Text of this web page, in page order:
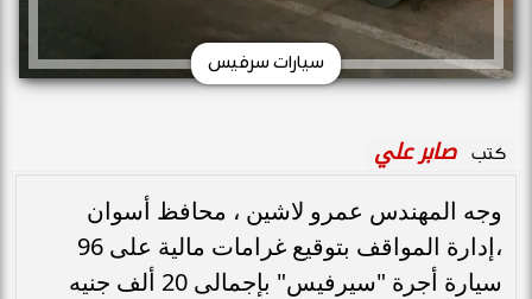
سيارات سرفيس
كتب صابر علي
وجه المهندس عمرو لاشين ، محافظ أسوان
،إدارة المواقف بتوقيع غرامات مالية على 96
سيارة أجرة "سيرفيس" بإجمالى 20 ألف جنيه